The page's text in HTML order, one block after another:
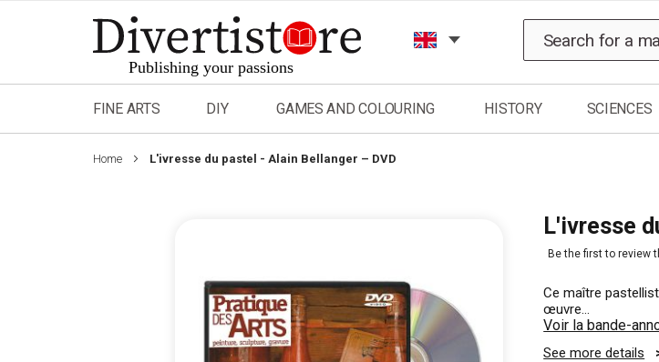
to
Content
FINE ARTS DIY GAMES AND COLOURING HISTORY SCIENCES
Home L'ivresse du pastel - Alain Bellanger – DVD
L'ivresse
Be the first to review
Ce maître
œuvre…
Voir la bande-
See more details